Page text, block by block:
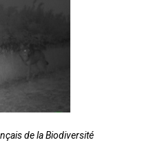
de la Biodiversité